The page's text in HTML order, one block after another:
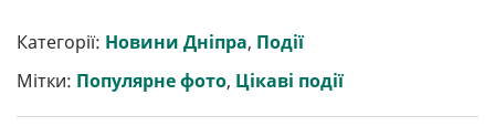
р
и
и
b
o
k
t
e
l g
r
m
s
A
p
p
r
Категорії: Новини Дніпра, Події
Мітки: Популярне фото, Цікаві події